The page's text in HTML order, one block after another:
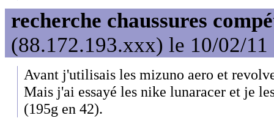
recherche chaussures
(88.172.193.xxx) le 10/02/11
Avant j'utilisais les mizuno aero et
Mais j'ai essayé les nike lunaracer et je
(195g en 42).